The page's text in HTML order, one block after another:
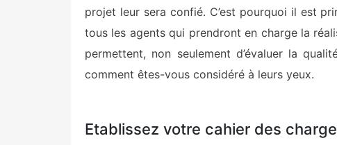
projet leur sera confié. C’est pourquoi il est
tous les agents qui prendront en charge la
permettent, non seulement d’évaluer la
comment êtes-vous considéré à leurs yeux.
Etablissez votre cahier des